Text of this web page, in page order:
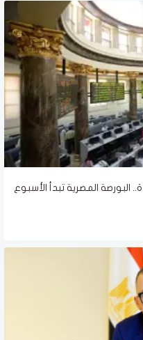
البورصة المصرية تبدأ الأسبوع